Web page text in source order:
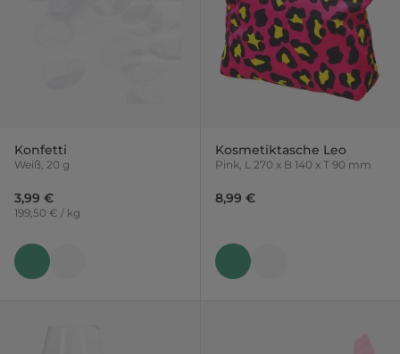
Konfetti
Weiß, 20 g
3,99 €
199,50 € / kg
Kosmetiktasche Leo
Pink, L 270 x B 140 x T 90 mm
8,99 €